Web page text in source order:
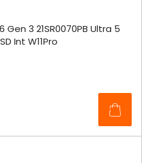
Gen 3 21SR0070PB Ultra 5
Int W11Pro